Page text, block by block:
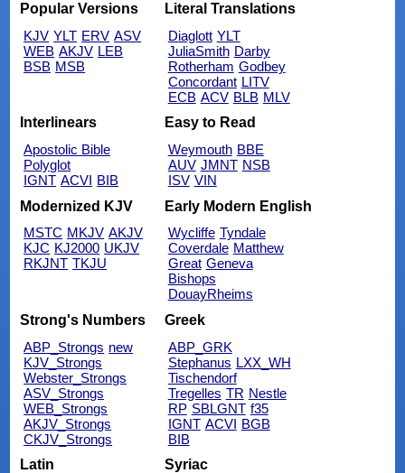
Popular Versions
KJV YLT ERV ASV
WEB AKJV LEB
BSB MSB
Literal Translations
Diaglott YLT
JuliaSmith Darby
Rotherham Godbey
Concordant LITV
ECB ACV BLB MLV
Interlinears
Apostolic Bible
Polyglot
IGNT ACVI BIB
Easy to Read
Weymouth BBE
AUV JMNT NSB
ISV VIN
Modernized KJV
MSTC MKJV AKJV
KJC KJ2000 UKJV
RKJNT TKJU
Early Modern English
Wycliffe Tyndale
Coverdale Matthew
Great Geneva
Bishops
DouayRheims
Strong's Numbers
ABP_Strongs new
KJV_Strongs
Webster_Strongs
ASV_Strongs
WEB_Strongs
AKJV_Strongs
CKJV_Strongs
Greek
ABP_GRK
Stephanus LXX_WH
Tischendorf
Tregelles TR Nestle
RP SBLGNT f35
IGNT ACVI BGB
BIB
Latin
Syriac